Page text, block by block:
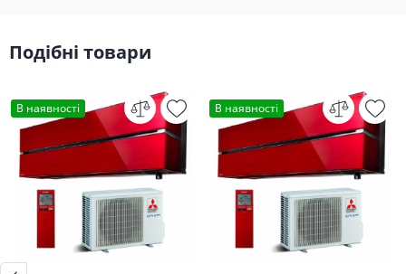
Подібні товари
В наявності В наявності